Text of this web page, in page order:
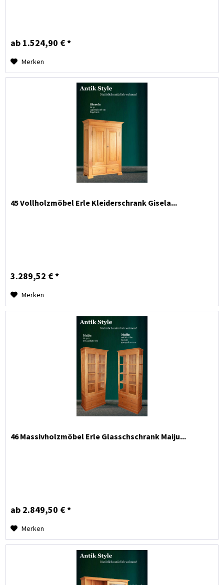
ab 1.524,90 € *
Merken
45 Vollholzmöbel Erle Kleiderschrank Gisela...
3.289,52 € *
Merken
46 Massivholzmöbel Erle Glasschschrank Maiju...
ab 2.849,50 € *
Merken